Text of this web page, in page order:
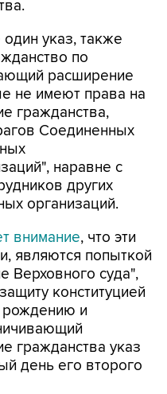
указ, также
по
расширение
не имеют права на
гражданства,
Соединенных
наравне с
других
организаций.
внимание, что эти
являются попыткой
Верховного суда",
конституцией
рождению и
гражданства указ
день его второго